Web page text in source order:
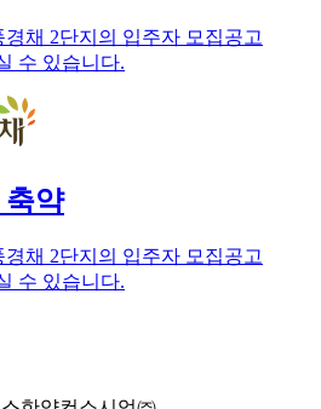
채 2단지의 입주자 모집공고
수 있습니다.
축약
채 2단지의 입주자 모집공고
수 있습니다.